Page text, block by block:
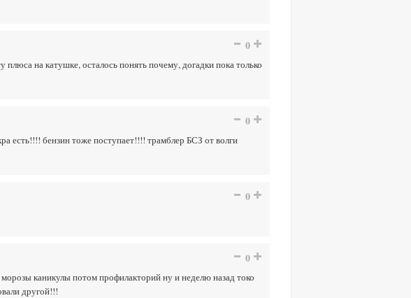
0
на катушке, осталось понять почему, догадки пока только
0
есть!!!! бензин тоже поступает!!!! трамблер БСЗ от волги
0
0
каникулы потом профилакторий ну и неделю назад токо
другой!!!